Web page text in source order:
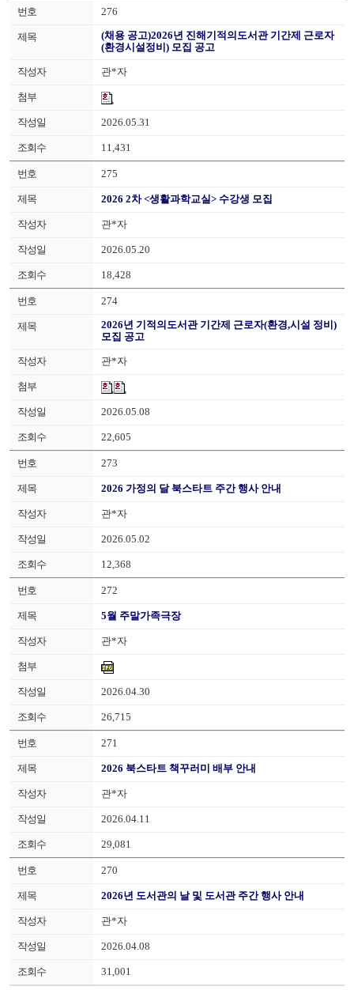
276
(채용 공고)2026년 진해기적의도서관 기간제 근로자
(환경시설정비) 모집 공고
관*자
2026.05.31
11,431
275
2026 2차 <생활과학교실> 수강생 모집
관*자
2026.05.20
18,428
274
2026년 기적의도서관 기간제 근로자(환경,시설 정비)
모집 공고
관*자
2026.05.08
22,605
273
2026 가정의 달 북스타트 주간 행사 안내
관*자
2026.05.02
12,368
272
5월 주말가족극장
관*자
2026.04.30
26,715
271
2026 북스타트 책꾸러미 배부 안내
관*자
2026.04.11
29,081
270
2026년 도서관의 날 및 도서관 주간 행사 안내
관*자
2026.04.08
31,001